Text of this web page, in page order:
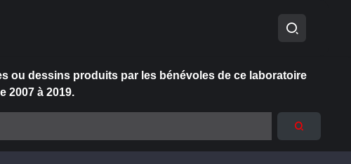
ou dessins produits par les bénévoles de ce laboratoire
2007 à 2019.